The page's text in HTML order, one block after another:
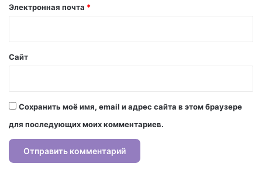
й
Электронная почта *
Сайт
Сохранить моё имя, email и адрес сайта в этом браузере
для последующих моих комментариев.